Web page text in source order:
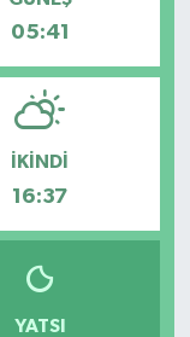
05:41
İKINDI
16:37
YATSI